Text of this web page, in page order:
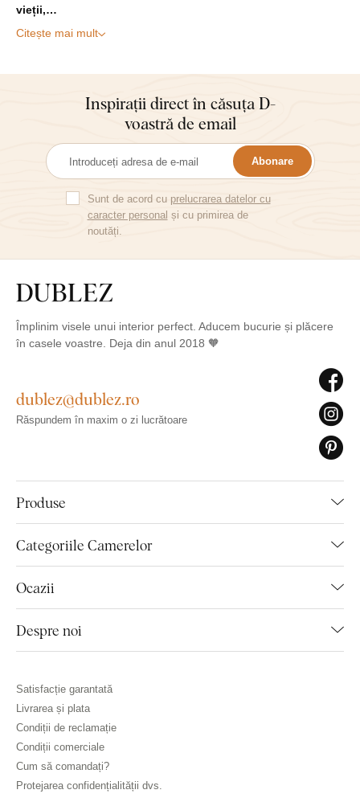
vieții,…
Citește mai mult
Inspirații direct în căsuța D-
voastră de email
Abonare
Sunt de acord cu prelucrarea datelor cu
caracter personal și cu primirea de
noutăți.
Împlinim visele unui interior perfect. Aducem bucurie și plăcere
în casele voastre. Deja din anul 2018 🧡
Produse
Categoriile Camerelor
Ocazii
Despre noi
dublez@dublez.ro
Răspundem în maxim o zi lucrătoare
Satisfacție garantată
Livrarea și plata
Condiții de reclamație
Condiții comerciale
Cum să comandați?
Protejarea confidențialității dvs.